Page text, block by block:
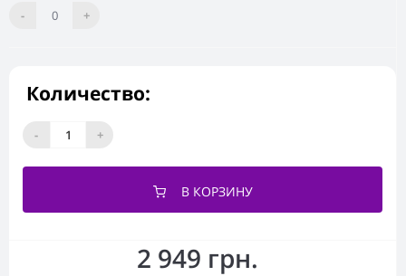
2 949 грн.
- 0 +
Количество:
- +
В КОРЗИНУ